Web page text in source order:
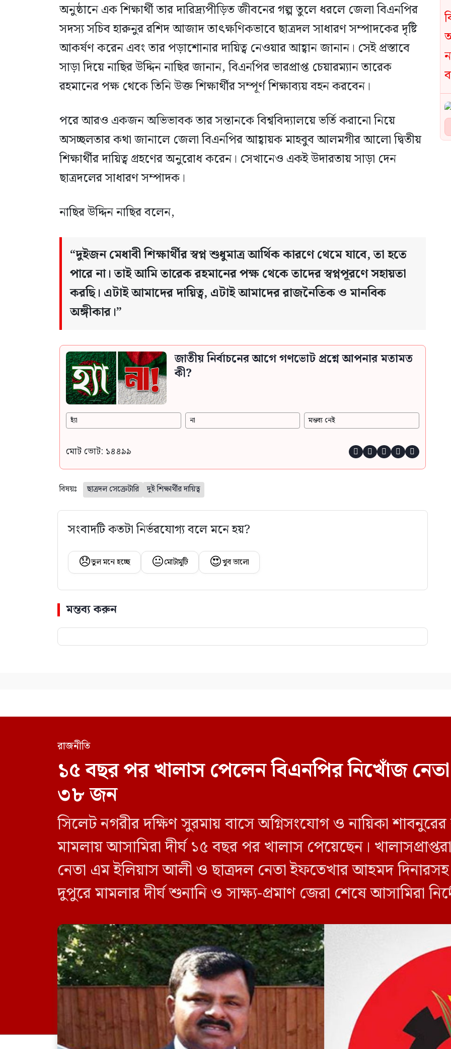
অনুষ্ঠানে এক শিক্ষার্থী তার দারিদ্র্যপীড়িত জীবনের গল্প তুলে ধরলে জেলা বিএনপির
সদস্য সচিব হারুনুর রশিদ আজাদ তাৎক্ষণিকভাবে ছাত্রদল সাধারণ সম্পাদকের দৃষ্টি
আকর্ষণ করেন এবং তার পড়াশোনার দায়িত্ব নেওয়ার আহ্বান জানান। সেই প্রস্তাবে
সাড়া দিয়ে নাছির উদ্দিন নাছির জানান, বিএনপির ভারপ্রাপ্ত চেয়ারম্যান তারেক
রহমানের পক্ষ থেকে তিনি উক্ত শিক্ষার্থীর সম্পূর্ণ শিক্ষাব্যয় বহন করবেন।
পরে আরও একজন অভিভাবক তার সন্তানকে বিশ্ববিদ্যালয়ে ভর্তি করানো নিয়ে
অসচ্ছলতার কথা জানালে জেলা বিএনপির আহ্বায়ক মাহবুব আলমগীর আলো দ্বিতীয়
শিক্ষার্থীর দায়িত্ব গ্রহণের অনুরোধ করেন। সেখানেও একই উদারতায় সাড়া দেন
ছাত্রদলের সাধারণ সম্পাদক।
নাছির উদ্দিন নাছির বলেন,
“দুইজন মেধাবী শিক্ষার্থীর স্বপ্ন শুধুমাত্র আর্থিক কারণে থেমে যাবে, তা হতে
পারে না। তাই আমি তারেক রহমানের পক্ষ থেকে তাদের স্বপ্নপূরণে সহায়তা
করছি। এটাই আমাদের দায়িত্ব, এটাই আমাদের রাজনৈতিক ও মানবিক
অঙ্গীকার।”
জাতীয় নির্বাচনের আগে গণভোট প্রশ্নে আপনার মতামত
কী?
হ্যাঁ না মন্তব্য নেই
মোট ভোট: ১৪৪৯৯     
বিষয়ঃ ছাত্রদল সেক্রেটারি দুই শিক্ষার্থীর দায়িত্ব
সংবাদটি কতটা নির্ভরযোগ্য বলে মনে হয়?
😞ভুল মনে হচ্ছে 😐মোটামুটি 😍খুব ভালো
মন্তব্য করুন
রাজনীতি
১৫ বছর পর খালাস পেলেন বিএনপির নিখোঁজ নেতা
৩৮ জন
সিলেট নগরীর দক্ষিণ সুরমায় বাসে অগ্নিসংযোগ ও নায়িকা
মামলায় আসামিরা দীর্ঘ ১৫ বছর পর খালাস পেয়েছেন।
নেতা এম ইলিয়াস আলী ও ছাত্রদল নেতা ইফতেখার আহমদ
দুপুরে মামলার দীর্ঘ শুনানি ও সাক্ষ্য-প্রমাণ জেরা শেষে আসামিরা